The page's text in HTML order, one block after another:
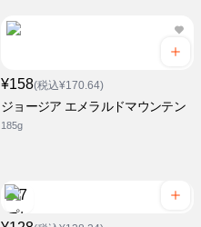
¥158(税込¥170.64)
ジョージア エメラルドマウンテン
185g